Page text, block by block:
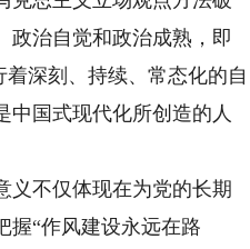
政治自觉和政治成熟，即
深刻、持续、常态化的自
中国式现代化所创造的人
不仅体现在为党的长期
握“作风建设永远在路